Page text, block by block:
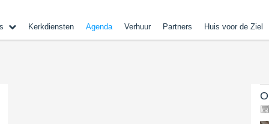
Kerkdiensten Agenda Verhuur Partners Huis voor de Ziel